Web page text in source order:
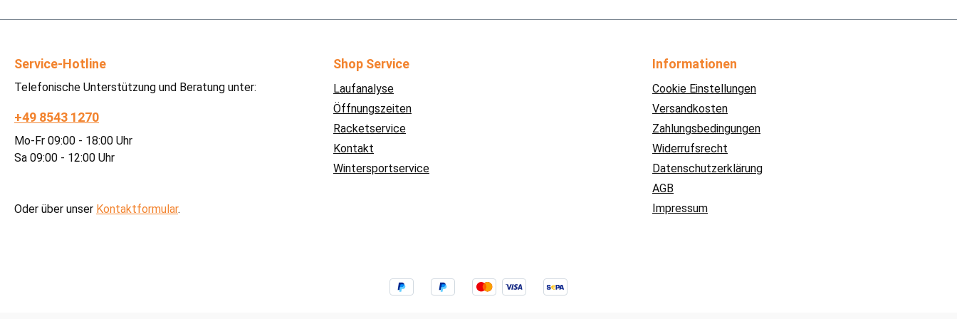
Service-Hotline
Telefonische Unterstützung und Beratung unter:
+49 8543 1270
Mo-Fr 09:00 - 18:00 Uhr
Sa 09:00 - 12:00 Uhr
Oder über unser Kontaktformular.
Shop Service
Laufanalyse
Öffnungszeiten
Racketservice
Kontakt
Wintersportservice
Informationen
Cookie Einstellungen
Versandkosten
Zahlungsbedingungen
Widerrufsrecht
Datenschutzerklärung
AGB
Impressum